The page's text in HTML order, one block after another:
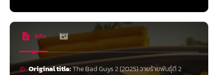
Info
Original title:The Bad Guys 2 (2025) วายร้ายพันธุ์ดี 2